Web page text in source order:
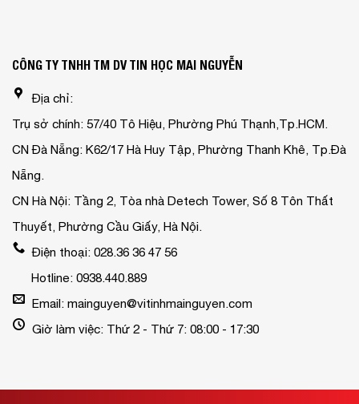
CÔNG TY TNHH TM DV TIN HỌC MAI NGUYỄN
Địa chỉ:
Trụ sở chính: 57/40 Tô Hiệu, Phường Phú Thạnh,Tp.HCM.
CN Đà Nẵng: K62/17 Hà Huy Tập, Phường Thanh Khê, Tp.Đà
Nẵng.
CN Hà Nội: Tầng 2, Tòa nhà Detech Tower, Số 8 Tôn Thất
Thuyết, Phường Cầu Giấy, Hà Nội.
Điện thoại: 028.36 36 47 56
Hotline: 0938.440.889
Email: mainguyen@vitinhmainguyen.com
Giờ làm việc: Thứ 2 - Thứ 7: 08:00 - 17:30